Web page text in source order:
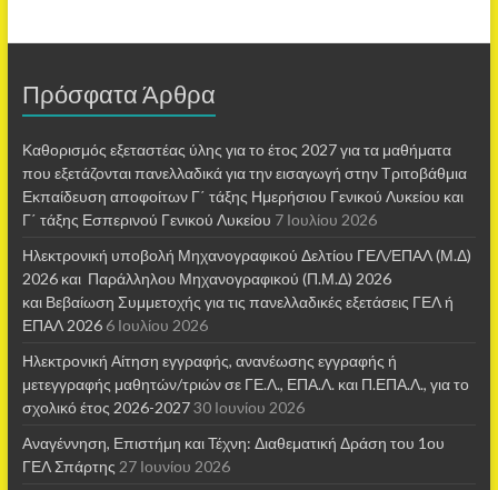
Πρόσφατα Άρθρα
Καθορισμός εξεταστέας ύλης για το έτος 2027 για τα μαθήματα
που εξετάζονται πανελλαδικά για την εισαγωγή στην Τριτοβάθμια
Εκπαίδευση αποφοίτων Γ΄ τάξης Ημερήσιου Γενικού Λυκείου και
Γ΄ τάξης Εσπερινού Γενικού Λυκείου 7 Ιουλίου 2026
Ηλεκτρονική υποβολή Μηχανογραφικού Δελτίου ΓΕΛ/ΕΠΑΛ (Μ.Δ)
2026 και Παράλληλου Μηχανογραφικού (Π.Μ.Δ) 2026
και Βεβαίωση Συμμετοχής για τις πανελλαδικές εξετάσεις ΓΕΛ ή
ΕΠΑΛ 2026 6 Ιουλίου 2026
Ηλεκτρονική Αίτηση εγγραφής, ανανέωσης εγγραφής ή
μετεγγραφής μαθητών/τριών σε ΓΕ.Λ., ΕΠΑ.Λ. και Π.ΕΠΑ.Λ., για το
σχολικό έτος 2026-202730 Ιουνίου 2026
Αναγέννηση, Επιστήμη και Τέχνη: Διαθεματική Δράση του 1ου
ΓΕΛ Σπάρτης 27 Ιουνίου 2026